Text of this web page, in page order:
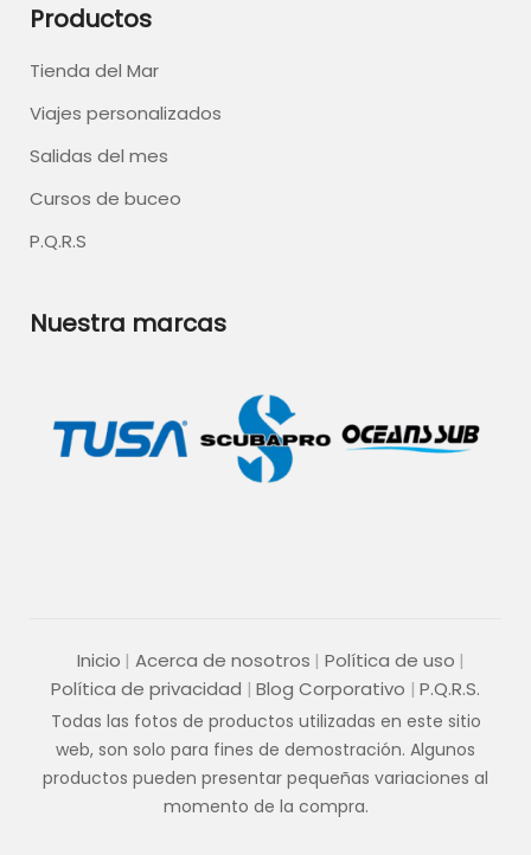
Productos
Tienda del Mar
Viajes personalizados
Salidas del mes
Cursos de buceo
P.Q.R.S
Nuestra marcas
Inicio Acerca de nosotros
Política de uso
Política de privacidad
Blog Corporativo P.Q.R.S.
Todas las fotos de productos utilizadas en este sitio
web, son solo para fines de demostración. Algunos
productos pueden presentar pequeñas variaciones al
momento de la compra.